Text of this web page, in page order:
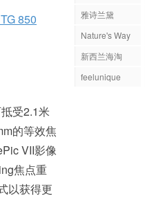
850
受2.1米
的等效焦
VII影像
焦点重
以获得更
雅诗兰黛
Nature's Way
新西兰海淘
feelunique